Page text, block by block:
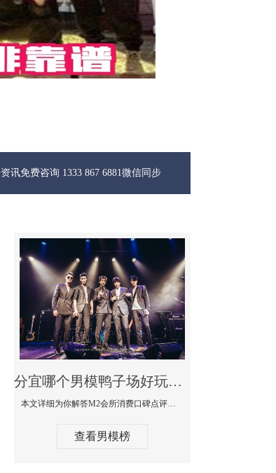
867 6881微信同步
分宜哪个男模鸭子场好玩陪酒服务好-M2会所KTV消费口碑点评
本文详细为你解答M2会所消费口碑点评，更多关于哪个男模鸭子场好玩陪酒服务好免费咨询1333 867 6881微信同步！
查看男模榜